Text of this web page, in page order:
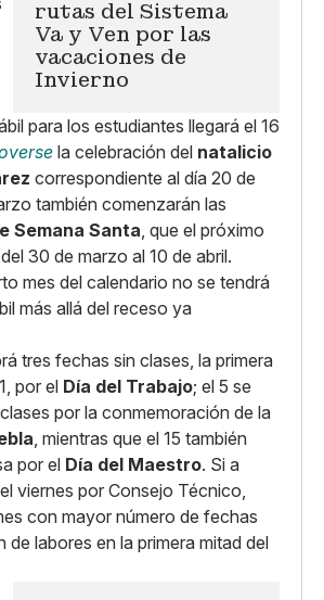
rutas del Sistema
Va y Ven por las
vacaciones de
Invierno
para los estudiantes llegará el 16
la celebración del natalicio
correspondiente al día 20 de
también comenzarán las
Semana Santa, que el próximo
30 de marzo al 10 de abril.
mes del calendario no se tendrá
más allá del receso ya
tres fechas sin clases, la primera
por el Día del Trabajo; el 5 se
por la conmemoración de la
, mientras que el 15 también
por el Día del Maestro. Si a
viernes por Consejo Técnico,
con mayor número de fechas
de labores en la primera mitad del